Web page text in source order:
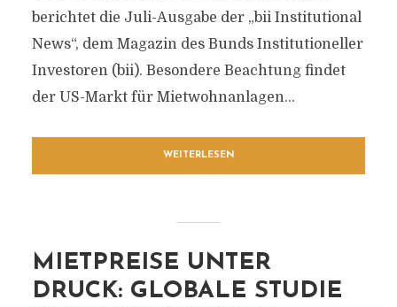
berichtet die Juli-Ausgabe der „bii Institutional
News“, dem Magazin des Bunds Institutioneller
Investoren (bii). Besondere Beachtung findet
der US-Markt für Mietwohnanlagen...
WEITERLESEN
MIETPREISE UNTER
DRUCK: GLOBALE STUDIE